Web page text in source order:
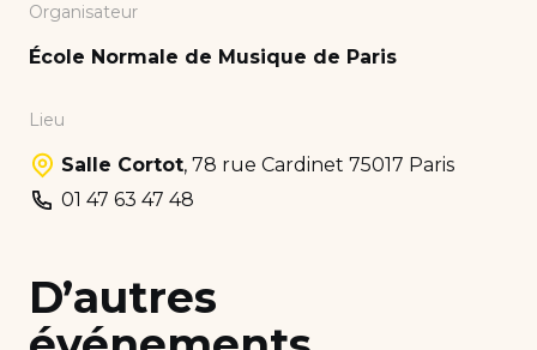
Organisateur
École Normale de Musique de Paris
Lieu
Salle Cortot, 78 rue Cardinet 75017 Paris
01 47 63 47 48
D’autres